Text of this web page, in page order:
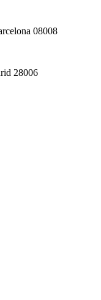
08008
28006